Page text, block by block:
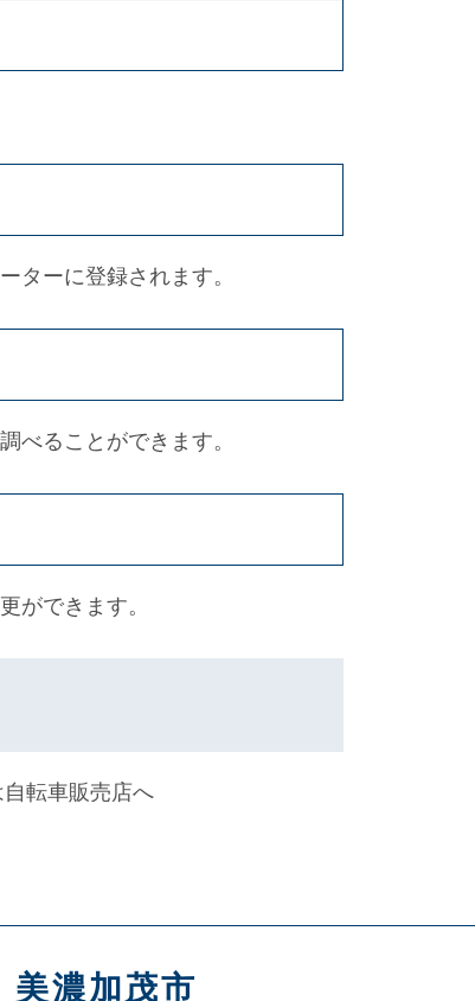
ターに登録されます。
べることができます。
ができます。
転車販売店へ
美濃加茂市